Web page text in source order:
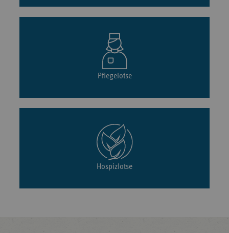
Pflegelotse
Hospizlotse